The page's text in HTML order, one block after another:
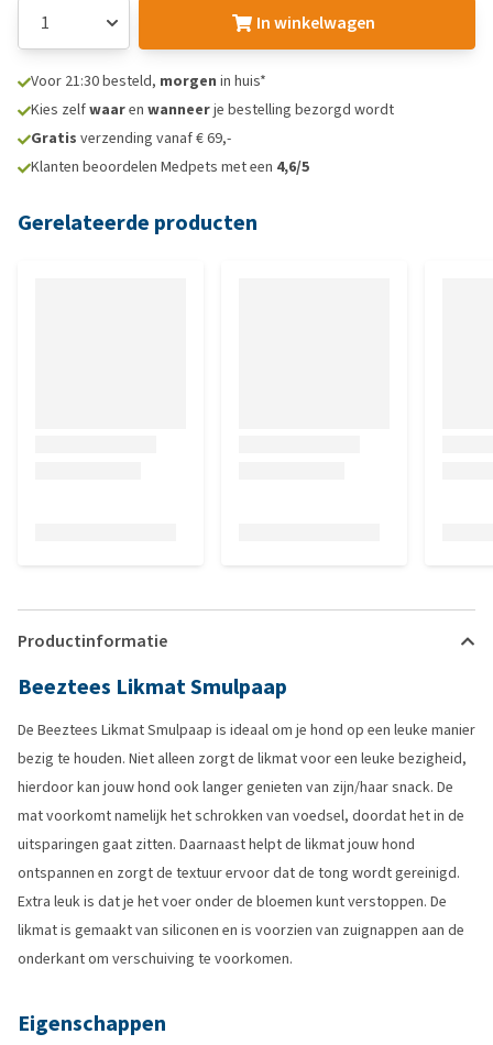
In winkelwagen
Voor 21:30 besteld, morgen in huis*
Kies zelfwaaren wanneerje bestelling bezorgd wordt
Gratis verzending vanaf € 69,-
Klanten beoordelen Medpets met een 4,6/5
Gerelateerde producten
Productinformatie
Beeztees Likmat Smulpaap
De Beeztees Likmat Smulpaap is ideaal om je hond op een leuke manier
bezig te houden. Niet alleen zorgt de likmat voor een leuke bezigheid,
hierdoor kan jouw hond ook langer genieten van zijn/haar snack. De
mat voorkomt namelijk het schrokken van voedsel, doordat het in de
uitsparingen gaat zitten. Daarnaast helpt de likmat jouw hond
ontspannen en zorgt de textuur ervoor dat de tong wordt gereinigd.
Extra leuk is dat je het voer onder de bloemen kunt verstoppen. De
likmat is gemaakt van siliconen en is voorzien van zuignappen aan de
onderkant om verschuiving te voorkomen.
Eigenschappen